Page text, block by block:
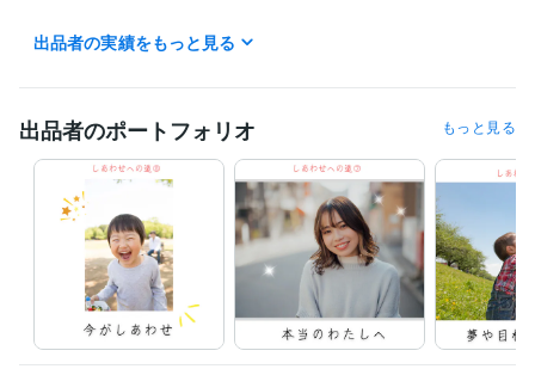
・好きなこと
露天風呂、歩く、ストレッチ、動画をみる、人とのおしゃべり、本を読
ステイサム、ハリソンフォード、ダニエルクレイグ、ナタリーポートマ
ン、レアセドゥ)
・苦手なこと
数学、料理、計画を立てる、走ること、整理整頓、化粧、洋服選び
曲ったことが嫌いで正直な人が好きです
人はいつからでも、どんな風にでも変わることができると信じています
人と本音で話せるとうれしい
瞑想は苦手ですが、好きです
正義を信じていて、道理に反したことははうまくいかないと思っていま
出品者の実績をもっと見る
出品者のポートフォリオ もっと見る